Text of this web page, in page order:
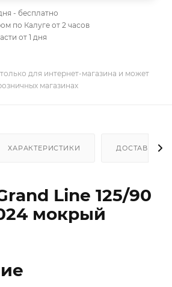
- бесплатно
по Калуге от 2 часов
от 1 дня
для интернет-магазина и может
магазинах
ХАРАКТЕРИСТИКИ ДОСТАВКА
Line 125/90
мокрый